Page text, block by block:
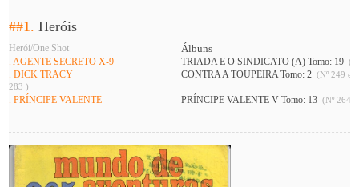
##1.Heróis
Herói/One Shot Álbuns
. AGENTE SECRETO X-9 TRIADA E O SINDICATO (A) Tomo: 19
. DICK TRACY CONTRA A TOUPEIRA Tomo: 2 (Nº 249 e
283 )
. PRÍNCIPE VALENTE
PRÍNCIPE VALENTE V Tomo: 13 (Nº 264